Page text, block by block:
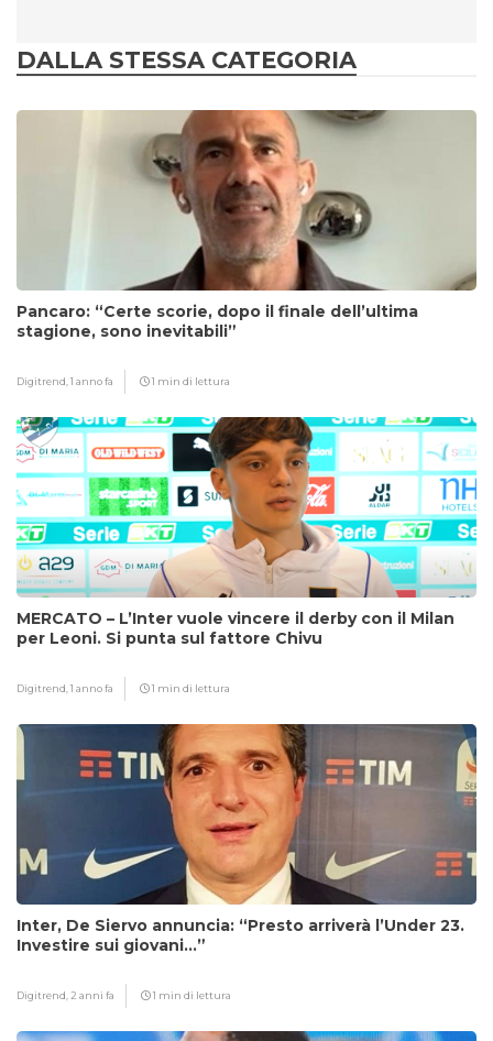
DALLA STESSA CATEGORIA
Pancaro: “Certe scorie, dopo il finale dell’ultima
stagione, sono inevitabili”
Digitrend,1 anno fa 1 min di lettura
MERCATO – L’Inter vuole vincere il derby con il Milan
per Leoni. Si punta sul fattore Chivu
Digitrend,1 anno fa 1 min di lettura
Inter, De Siervo annuncia: “Presto arriverà l’Under 23.
Investire sui giovani…”
Digitrend, 2 anni fa 1 min di lettura